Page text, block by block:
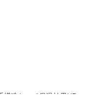
構造なので保温効果UP